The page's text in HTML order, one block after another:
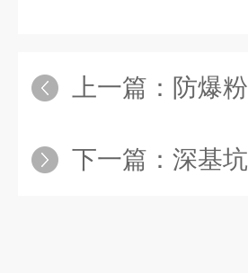
上一篇： 防爆
下一篇： 深基坑